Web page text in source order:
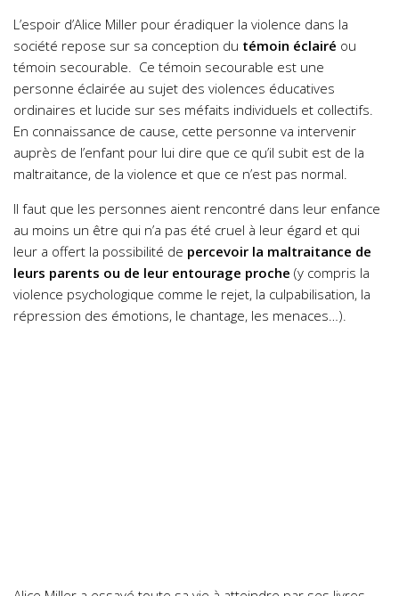
L’espoir d’Alice Miller pour éradiquer la violence dans la
société repose sur sa conception du témoin éclairé ou
témoin secourable. Ce témoin secourable est une
personne éclairée au sujet des violences éducatives
ordinaires et lucide sur ses méfaits individuels et collectifs.
En connaissance de cause, cette personne va intervenir
auprès de l’enfant pour lui dire que ce qu’il subit est de la
maltraitance, de la violence et que ce n’est pas normal.
Il faut que les personnes aient rencontré dans leur enfance
au moins un être qui n’a pas été cruel à leur égard et qui
leur a offert la possibilité de percevoir la maltraitance de
leurs parents ou de leur entourage proche (y compris la
violence psychologique comme le rejet, la culpabilisation, la
répression des émotions, le chantage, les menaces…).